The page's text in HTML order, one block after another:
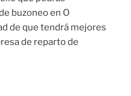
buzoneo en O
de que tendrá mejores
de reparto de